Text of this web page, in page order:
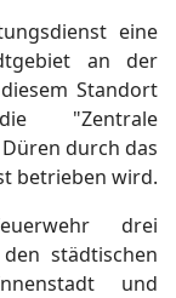
eine
an der
Standort
"Zentrale
durch das
betrieben wird.
drei
städtischen
und